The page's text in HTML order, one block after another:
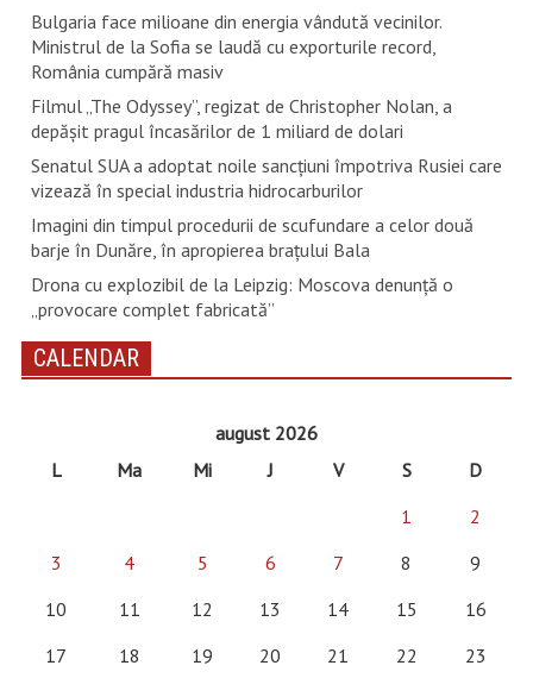
Bulgaria face milioane din energia vândută vecinilor.
Ministrul de la Sofia se laudă cu exporturile record,
România cumpără masiv
Filmul „The Odyssey”, regizat de Christopher Nolan, a
depăşit pragul încasărilor de 1 miliard de dolari
Senatul SUA a adoptat noile sancţiuni împotriva Rusiei care
vizează în special industria hidrocarburilor
Imagini din timpul procedurii de scufundare a celor două
barje în Dunăre, în apropierea brațului Bala
Drona cu explozibil de la Leipzig: Moscova denunţă o
„provocare complet fabricată”
CALENDAR
august 2026
L
Ma Mi J V S
D
1
2
3
4 5 6 7 8
9
10
11 12 13 14 15
16
17
18 19 20 21 22
23